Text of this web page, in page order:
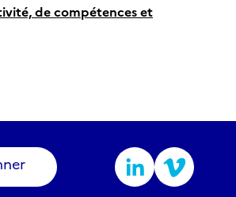
de compétences et